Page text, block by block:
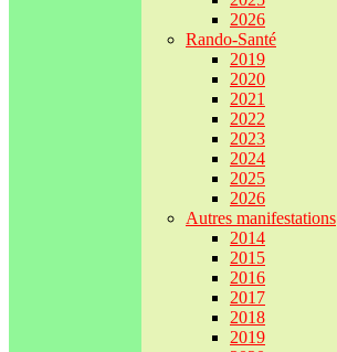
2026
Rando-Santé
2019
2020
2021
2022
2023
2024
2025
2026
Autres manifestations
2014
2015
2016
2017
2018
2019